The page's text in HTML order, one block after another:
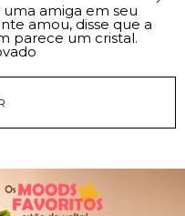
amiga em seu
amou, disse que a
parece um cristal.